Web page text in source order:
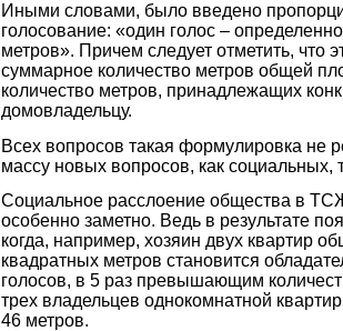
Иными словами, было введено
голосование: «один голос –
метров». Причем следует отметить, что
суммарное количество метров общей
количество метров, принадлежащих
домовладельцу.
Всех вопросов такая формулировка не
массу новых вопросов, как социальных,
Социальное расслоение общества в
особенно заметно. Ведь в результате
когда, например, хозяин двух квартир
квадратных метров становится
голосов, в 5 раз превышающим
трех владельцев однокомнатной
46 метров.